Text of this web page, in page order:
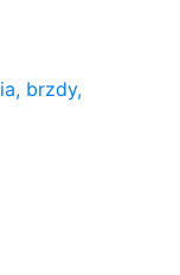
brzdy,